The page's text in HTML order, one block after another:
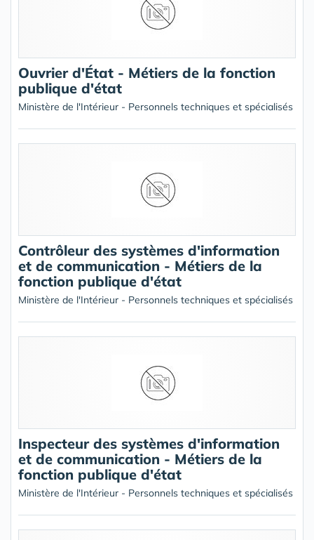
Ouvrier d'État - Métiers de la fonction
publique d'état
Ministère de l'Intérieur - Personnels techniques et spécialisés
Contrôleur des systèmes d'information
et de communication - Métiers de la
fonction publique d'état
Ministère de l'Intérieur - Personnels techniques et spécialisés
Inspecteur des systèmes d'information
et de communication - Métiers de la
fonction publique d'état
Ministère de l'Intérieur - Personnels techniques et spécialisés